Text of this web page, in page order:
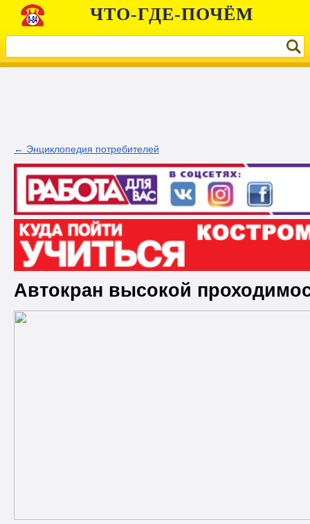
ЧТО-ГДЕ-ПОЧЁМ
← Энциклопедия потребителей
Автокран высокой